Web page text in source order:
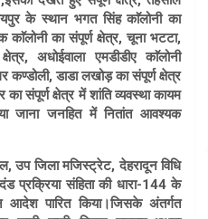
के स्थान भगत सिंह काॅलोनीका
काॅलोनी का संपूर्ण क्षेत्र, चूना भटटा,
अधोईवाला एमडीडीए काॅलोनी
कण्डोली, डाडा लखोड़ का संपूर्ण क्षेत्र
का संपूर्ण क्षेत्र में शांति व्यवस्था कायम
जाना जनहित में नितांत आवश्यक
उप जिला मजिस्ट्रेट, देहरादून विधि
प्रक्रिया संहिता की धारा-144 के
आदेश पारित किया।जिसके अंतर्गत